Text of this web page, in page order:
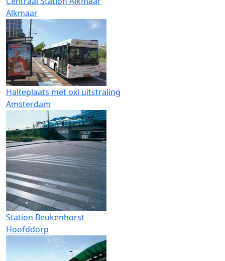
Alkmaar
Halteplaats met oxi uitstraling
Amsterdam
Station Beukenhorst
Hoofddorp